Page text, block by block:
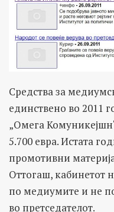
Средства за
единствено во 2011
„Омега
5.700 евра. Истата
промотивни
Оттогаш, кабинетот
по медиумите и не
во претседателот.